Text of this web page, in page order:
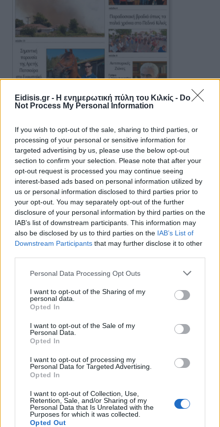
Eidisis.gr - Η ενημερωτική πύλη του Κιλκίς - Do
Not Process My Personal Information
If you wish to opt-out of the sale, sharing to third parties, or
processing of your personal or sensitive information for
targeted advertising by us, please use the below opt-out
section to confirm your selection. Please note that after your
opt-out request is processed you may continue seeing
interest-based ads based on personal information utilized by
us or personal information disclosed to third parties prior to
your opt-out. You may separately opt-out of the further
disclosure of your personal information by third parties on the
IAB’s list of downstream participants. This information may
also be disclosed by us to third parties on the IAB’s List of
Downstream Participants that may further disclose it to other
Personal Data Processing Opt Outs
I want to opt-out of the Sharing of my
personal data.
Opted In
I want to opt-out of the Sale of my
Personal Data.
Opted In
I want to opt-out of processing my
Personal Data for Targeted Advertising.
Opted In
I want to opt-out of Collection, Use,
Retention, Sale, and/or Sharing of my
Personal Data that Is Unrelated with the
Purposes for which it was collected.
Opted Out
Πρωινή 5-8-2026
Ειδήσεις
Ειδήσεις 5-8-2026